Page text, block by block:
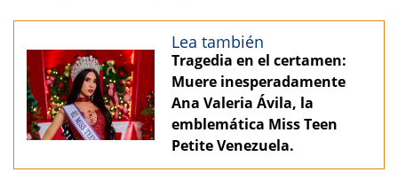
Lea también
Tragedia en el certamen:
Muere inesperadamente
Ana Valeria Ávila, la
emblemática Miss Teen
Petite Venezuela.